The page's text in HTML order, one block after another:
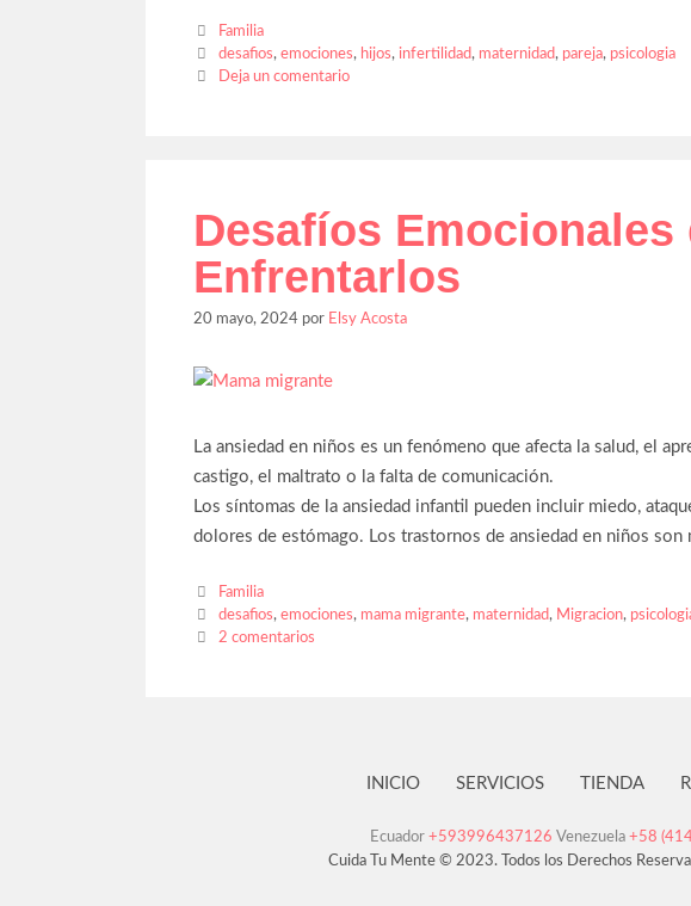
Familia
desafios, emociones, hijos, infertilidad, maternidad, pareja, psicologia
Deja un comentario
Desafíos
Enfrentarlos
20 mayo, 2024 por Elsy Acosta
La ansiedad en niños es un fenómeno que afecta la salud, el
castigo, el maltrato o la falta de comunicación.
Los síntomas de la ansiedad infantil pueden incluir miedo,
dolores de estómago. Los trastornos de ansiedad en niños son
Familia
desafios, emociones, mama migrante, maternidad, Migracion,
2 comentarios
INICIO SERVICIOS TIENDA
Ecuador +593996437126 Venezuela +58
Cuida Tu Mente © 2023. Todos los Derechos